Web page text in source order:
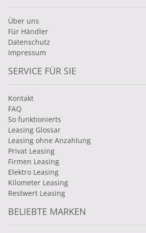
Über uns
Für Händler
Datenschutz
Impressum
SERVICE FÜR SIE
Kontakt
FAQ
So funktionierts
Leasing Glossar
Leasing ohne Anzahlung
Privat Leasing
Firmen Leasing
Elektro Leasing
Kilometer Leasing
Restwert Leasing
BELIEBTE MARKEN